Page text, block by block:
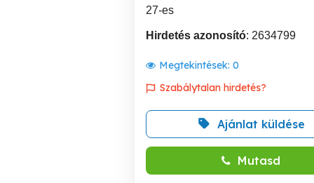
27-es
Hirdetés azonosító: 2634799
Megtekintések: 0
Szabálytalan hirdetés?
Ajánlat küldése
Mutasd